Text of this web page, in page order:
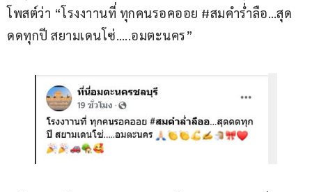
โพสต์ว่า “โรงงาานที่ ทุกคนรอคออย #สมคำร่ำลือ…สุด
ดดทุกปี สยามเดนโซ่…..อมตะนคร”